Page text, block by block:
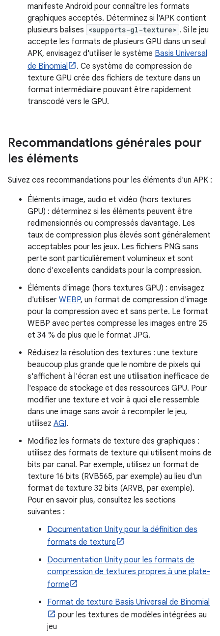
manifeste Android pour connaître les formats
graphiques acceptés. Déterminez si l'APK contient
plusieurs balises <supports-gl-texture> . Si le jeu
accepte les formats de plusieurs GPU dans un seul
APK, envisagez d'utiliser le système Basis Universal
de Binomial
. Ce système de compression de
texture GPU crée des fichiers de texture dans un
format intermédiaire pouvant être rapidement
transcodé vers le GPU.
Recommandations générales pour
les éléments
Suivez ces recommandations pour les éléments d'un APK :
Éléments image, audio et vidéo (hors textures
GPU) : déterminez si les éléments peuvent être
redimensionnés ou compressés davantage. Les
taux de compression plus élevés sont généralement
acceptables pour les jeux. Les fichiers PNG sans
perte sont particulièrement volumineux et sont
donc d'excellents candidats pour la compression.
Éléments d'image (hors textures GPU) : envisagez
d'utiliser WEBP, un format de compression d'image
pour la compression avec et sans perte. Le format
WEBP avec pertes compresse les images entre 25
et 34 % de plus que le format JPG.
Réduisez la résolution des textures : une texture
beaucoup plus grande que le nombre de pixels qui
s'affichent à l'écran est une utilisation inefficace de
l'espace de stockage et des ressources GPU. Pour
modifier une texture et voir à quoi elle ressemble
dans une image sans avoir à recompiler le jeu,
utilisez AGI.
Modifiez les formats de texture des graphiques :
utilisez des formats de texture qui utilisent moins de
bits par canal. Par exemple, utilisez un format de
texture 16 bits (RVB565, par exemple) au lieu d'un
format de texture 32 bits (ARVB, par exemple).
Pour en savoir plus, consultez les sections
suivantes :
Documentation Unity pour la définition des
formats de texture
Documentation Unity pour les formats de
compression de textures propres à une plate-
forme
Format de texture Basis Universal de Binomial
pour les textures de modèles intégrées au
jeu